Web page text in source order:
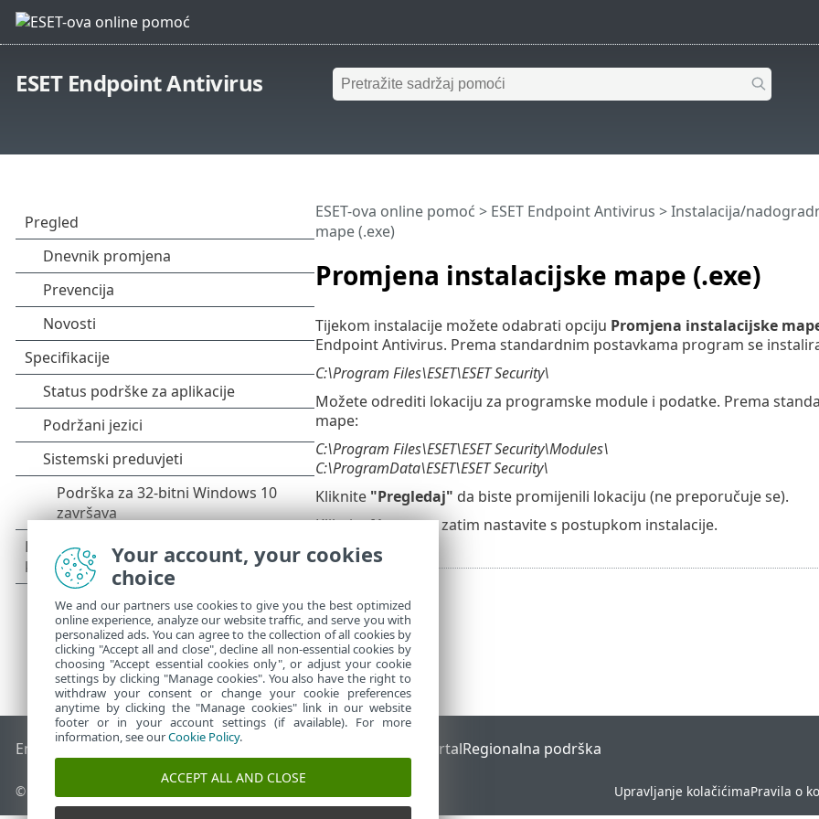
ESET Endpoint Antivirus
Promjena instalacijske mape (.exe)
ESET-ova online pomoć > ESET Endpoint Antivirus >Instalacija/
mape (.exe)
Tijekom instalacije možete odabrati opciju Promjena instalacijske
Endpoint Antivirus. Prema standardnim postavkama program se
C:\Program Files\ESET\ESET Security\
Možete odrediti lokaciju za programske module i podatke. Prema
mape:
C:\Program Files\ESET\ESET Security\Modules\
C:\ProgramData\ESET\ESET Security\
Kliknite "Pregledaj" da biste promijenili lokaciju (ne preporučuje se).
KlikniteNatrag, a zatim nastavite s postupkom instalacije.
End of Life ESET-ova baza znanjaESET-ov forum ESET Status PortalRegionalna podrška
© 1992 - 2026 ESET, spol. s r.o. – Sva prava pridržana. Upravljanje kolačićimaPravila o
Your account, your cookies
choice
We and our partners use cookies to give you the best optimized
online experience, analyze our website traffic, and serve you with
personalized ads. You can agree to the collection of all cookies by
clicking "Accept all and close", decline all non-essential cookies by
choosing "Accept essential cookies only", or adjust your cookie
settings by clicking "Manage cookies". You also have the right to
withdraw your consent or change your cookie preferences
anytime by clicking the "Manage cookies" link in our website
footer or in your account settings (if available). For more
information, see ourCookie Policy.
ACCEPT ALL AND CLOSE